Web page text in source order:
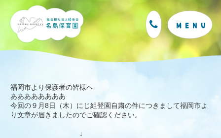
M E N U
福岡市より保護者の皆様へ
ああああああああ
今回の９月8日（木）にじ組登園自粛の件につきまして福岡市よ
り文章が届きましたのでご確認ください。
↓